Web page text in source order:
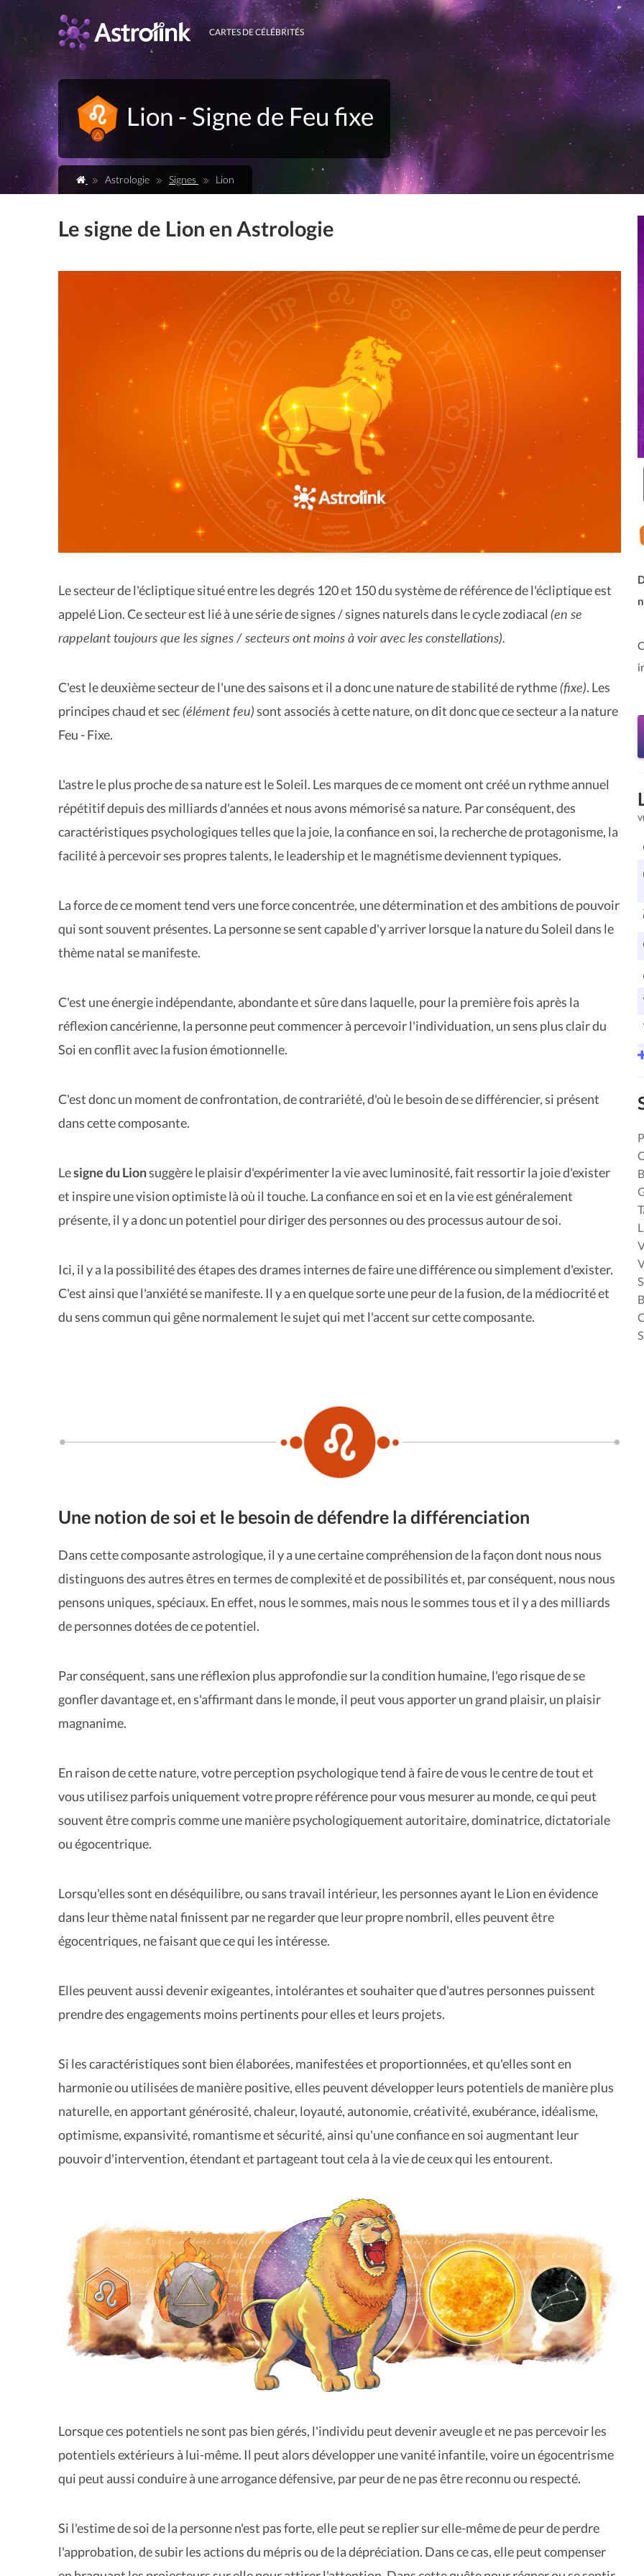
CARTES DE CÉLÉBRITÉS
Lion - Signe de Feu fixe
Astrologie Signes Lion
Le signe de Lion en Astrologie
Le secteur de l'écliptique situé entre les degrés 120 et 150 du système de référence de l'écliptique est
appelé Lion. Ce secteur est lié à une série de signes / signes naturels dans le cycle zodiacal (en se
rappelant toujours que les signes / secteurs ont moins à voir avec les constellations).
C'est le deuxième secteur de l'une des saisons et il a donc une nature de stabilité de rythme(fixe). Les
principes chaud et sec(élément feu)sont associés à cette nature, on dit donc que ce secteur a la nature
Feu - Fixe.
L'astre le plus proche de sa nature est le Soleil. Les marques de ce moment ont créé un rythme annuel
répétitif depuis des milliards d'années et nous avons mémorisé sa nature. Par conséquent, des
caractéristiques psychologiques telles que la joie, la confiance en soi, la recherche de protagonisme, la
facilité à percevoir ses propres talents, le leadership et le magnétisme deviennent typiques.
La force de ce moment tend vers une force concentrée, une détermination et des ambitions de pouvoir
qui sont souvent présentes. La personne se sent capable d'y arriver lorsque la nature du Soleil dans le
thème natal se manifeste.
C'est une énergie indépendante, abondante et sûre dans laquelle, pour la première fois après la
réflexion cancérienne, la personne peut commencer à percevoir l'individuation, un sens plus clair du
Soi en conflit avec la fusion émotionnelle.
C'est donc un moment de confrontation, de contrariété, d'où le besoin de se différencier, si présent
dans cette composante.
Lesigne du Lionsuggère le plaisir d'expérimenter la vie avec luminosité, fait ressortir la joie d'exister
et inspire une vision optimiste là où il touche. La confiance en soi et en la vie est généralement
présente, il y a donc un potentiel pour diriger des personnes ou des processus autour de soi.
Ici, il y a la possibilité des étapes des drames internes de faire une différence ou simplement d'exister.
C'est ainsi que l'anxiété se manifeste. Il y a en quelque sorte une peur de la fusion, de la médiocrité et
du sens commun qui gêne normalement le sujet qui met l'accent sur cette composante.
Une notion de soi et le besoin de défendre la différenciation
Dans cette composante astrologique, il y a une certaine compréhension de la façon dont nous nous
distinguons des autres êtres en termes de complexité et de possibilités et, par conséquent, nous nous
pensons uniques, spéciaux. En effet, nous le sommes, mais nous le sommes tous et il y a des milliards
de personnes dotées de ce potentiel.
Par conséquent, sans une réflexion plus approfondie sur la condition humaine, l'ego risque de se
gonfler davantage et, en s'affirmant dans le monde, il peut vous apporter un grand plaisir, un plaisir
magnanime.
En raison de cette nature, votre perception psychologique tend à faire de vous le centre de tout et
vous utilisez parfois uniquement votre propre référence pour vous mesurer au monde, ce qui peut
souvent être compris comme une manière psychologiquement autoritaire, dominatrice, dictatoriale
ou égocentrique.
Lorsqu'elles sont en déséquilibre, ou sans travail intérieur, les personnes ayant le Lion en évidence
dans leur thème natal finissent par ne regarder que leur propre nombril, elles peuvent être
égocentriques, ne faisant que ce qui les intéresse.
Elles peuvent aussi devenir exigeantes, intolérantes et souhaiter que d'autres personnes puissent
prendre des engagements moins pertinents pour elles et leurs projets.
Si les caractéristiques sont bien élaborées, manifestées et proportionnées, et qu'elles sont en
harmonie ou utilisées de manière positive, elles peuvent développer leurs potentiels de manière plus
naturelle, en apportant générosité, chaleur, loyauté, autonomie, créativité, exubérance, idéalisme,
optimisme, expansivité, romantisme et sécurité, ainsi qu'une confiance en soi augmentant leur
pouvoir d'intervention, étendant et partageant tout cela à la vie de ceux qui les entourent.
Lorsque ces potentiels ne sont pas bien gérés, l'individu peut devenir aveugle et ne pas percevoir les
potentiels extérieurs à lui-même. Il peut alors développer une vanité infantile, voire un égocentrisme
qui peut aussi conduire à une arrogance défensive, par peur de ne pas être reconnu ou respecté.
Si l'estime de soi de la personne n'est pas forte, elle peut se replier sur elle-même de peur de perdre
l'approbation, de subir les actions du mépris ou de la dépréciation. Dans ce cas, elle peut compenser